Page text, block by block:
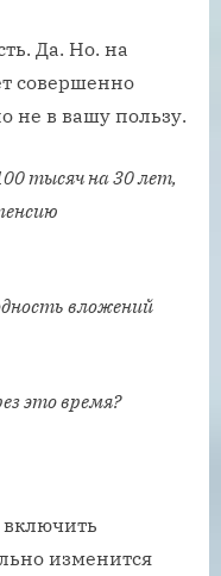
Да. Но. на
совершенно
не в вашу пользу.
тысяч на 30 лет,
вложений
это время?
включить
изменится